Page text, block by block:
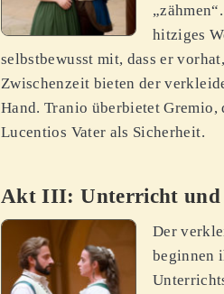
hitziges
selbstbewusst mit, dass er
Zwischenzeit bieten der
Hand. Tranio überbietet
Lucentios Vater als Sicherheit.
Akt III: Unterricht und
Der
beginnen